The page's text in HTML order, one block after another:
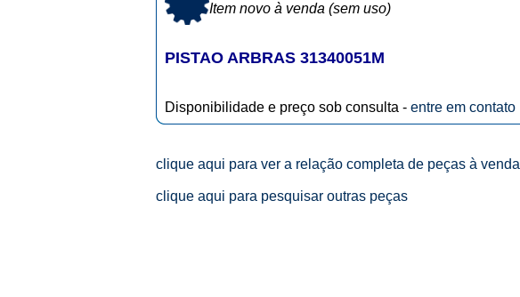
Item novo à venda (sem uso)
PISTAO ARBRAS 31340051M
Disponibilidade e preço sob consulta - entre em contato
clique aqui para ver a relação completa de peças à venda
clique aqui para pesquisar outras peças